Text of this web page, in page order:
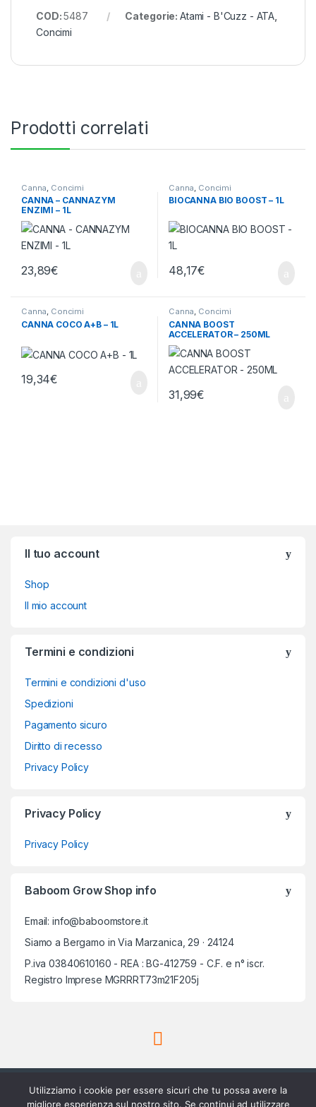
COD:5487 Categorie: Atami - B'Cuzz - ATA
Concimi
Prodotti correlati
Canna Concimi
CANNA – CANNAZYM
ENZIMI – 1L
23,89€
Canna Concimi
BIOCANNA BIO BOOST – 1L
48,17€
Canna, Concimi
CANNA COCO A+B – 1L
19,34€
Canna, Concimi
CANNA BOOST
ACCELERATOR – 250ML
31,99€
Il tuo account
Shop
Il mio account
Termini e condizioni
Termini e condizioni d'uso
Spedizioni
Pagamento sicuro
Diritto di recesso
Privacy Policy
Privacy Policy
Privacy Policy
Baboom Grow Shop info
Email: info@baboomstore.it
Siamo a Bergamo in Via Marzanica, 29 · 24124
P.iva 03840610160 - REA : BG-412759 - C.F. e n° iscr.
Registro Imprese MGRRRT73m21F205j
Utilizziamo i cookie per essere sicuri che tu possa avere la
migliore esperienza sul nostro sito. Se continui ad utilizzare